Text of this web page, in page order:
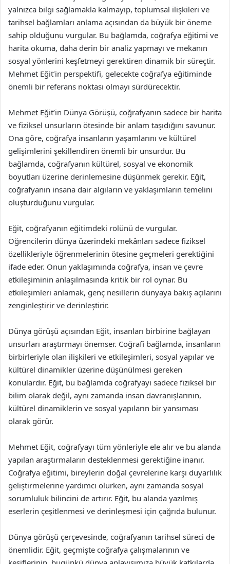
yalnızca bilgi sağlamakla kalmayıp, toplumsal ilişkileri ve
tarihsel bağlamları anlama açısından da büyük bir öneme
sahip olduğunu vurgular. Bu bağlamda, coğrafya eğitimi ve
harita okuma, daha derin bir analiz yapmayı ve mekanın
sosyal yönlerini keşfetmeyi gerektiren dinamik bir süreçtir.
Mehmet Eğit’in perspektifi, gelecekte coğrafya eğitiminde
önemli bir referans noktası olmayı sürdürecektir.
Mehmet Eğit’in Dünya Görüşü, coğrafyanın sadece bir harita
ve fiziksel unsurların ötesinde bir anlam taşıdığını savunur.
Ona göre, coğrafya insanların yaşamlarını ve kültürel
gelişimlerini şekillendiren önemli bir unsurdur. Bu
bağlamda, coğrafyanın kültürel, sosyal ve ekonomik
boyutları üzerine derinlemesine düşünmek gerekir. Eğit,
coğrafyanın insana dair algıların ve yaklaşımların temelini
oluşturduğunu vurgular.
Eğit, coğrafyanın eğitimdeki rolünü de vurgular.
Öğrencilerin dünya üzerindeki mekânları sadece fiziksel
özellikleriyle öğrenmelerinin ötesine geçmeleri gerektiğini
ifade eder. Onun yaklaşımında coğrafya, insan ve çevre
etkileşiminin anlaşılmasında kritik bir rol oynar. Bu
etkileşimleri anlamak, genç nesillerin dünyaya bakış açılarını
zenginleştirir ve derinleştirir.
Dünya görüşü açısından Eğit, insanları birbirine bağlayan
unsurları araştırmayı önemser. Coğrafi bağlamda, insanların
birbirleriyle olan ilişkileri ve etkileşimleri, sosyal yapılar ve
kültürel dinamikler üzerine düşünülmesi gereken
konulardır. Eğit, bu bağlamda coğrafyayı sadece fiziksel bir
bilim olarak değil, aynı zamanda insan davranışlarının,
kültürel dinamiklerin ve sosyal yapıların bir yansıması
olarak görür.
Mehmet Eğit, coğrafyayı tüm yönleriyle ele alır ve bu alanda
yapılan araştırmaların desteklenmesi gerektiğine inanır.
Coğrafya eğitimi, bireylerin doğal çevrelerine karşı duyarlılık
geliştirmelerine yardımcı olurken, aynı zamanda sosyal
sorumluluk bilincini de artırır. Eğit, bu alanda yazılmış
eserlerin çeşitlenmesi ve derinleşmesi için çağrıda bulunur.
Dünya görüşü çerçevesinde, coğrafyanın tarihsel süreci de
önemlidir. Eğit, geçmişte coğrafya çalışmalarının ve